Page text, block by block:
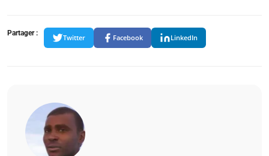
Partager :
Twitter Facebook LinkedIn